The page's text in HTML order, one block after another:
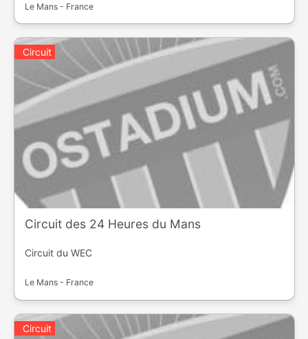
Le Mans - France
Circuit
Circuit des 24 Heures du Mans
Circuit du WEC
Le Mans - France
Circuit